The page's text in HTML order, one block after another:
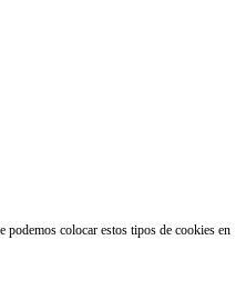
podemos colocar estos tipos de cookies en